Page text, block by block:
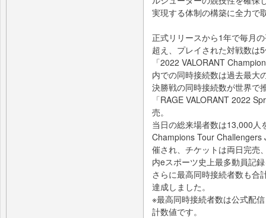
実現する体制の構築に全力で
正式リリースから1年で毎月
超え、プレイされた対戦数は
「2022 VALORANT
内での同時接続数は過去最大
決勝戦の同時接続数が世界で
「RAGE VALORANT 2022
売。
当日の総来場者数は13,000人
Champions Tour Challengers
催され、チケットは両日完売
内eスポーツ史上最多動員記
さらに最高同時接続者数も合
達成しました。
※最高同時接続者数は公式配
計数値です。